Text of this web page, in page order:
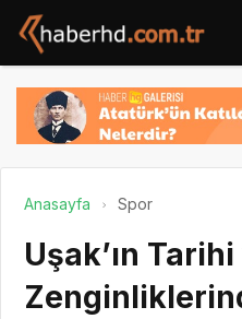
Anasayfa Spor
Uşak’ın